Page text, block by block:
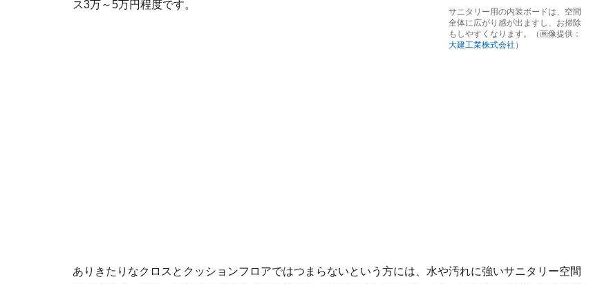
サニタリー用の内装ボードは、空間
全体に広がり感が出ますし、お掃除
もしやすくなります。（画像提供：
大建工業株式会社 ）
ス3万～5万円程度です。
ありきたりなクロスとクッションフロアではつまらないという方には、水や汚れに強いサニタリー空間